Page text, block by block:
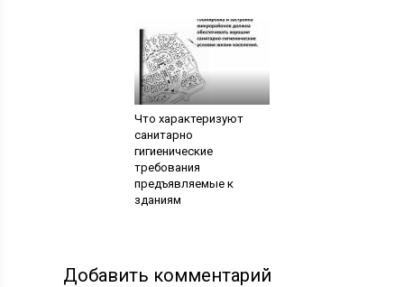
Что характеризуют
санитарно
гигиенические
требования
предъявляемые к
зданиям
Добавить комментарий